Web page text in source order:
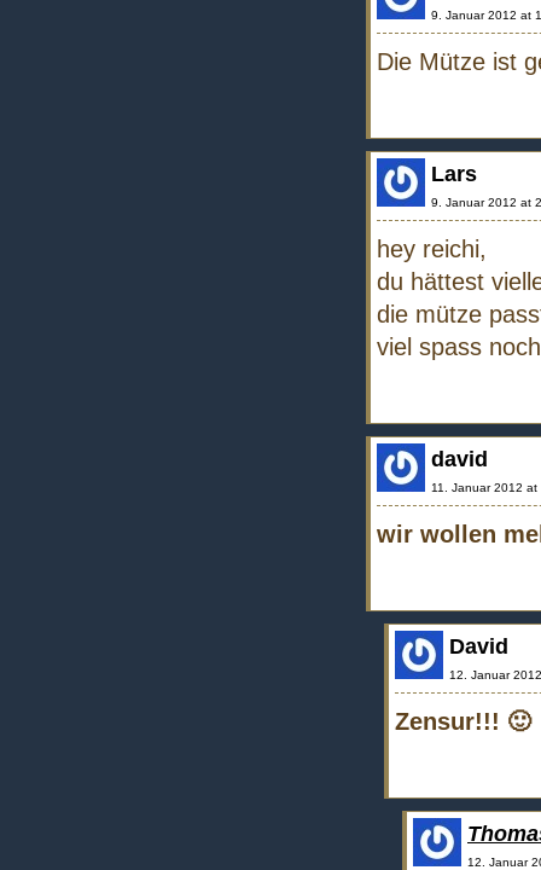
9. Januar 2012 at
Die Mütze ist
Lars
9. Januar 2012 at
hey reichi,
du hättest
die mütze
viel spass
david
11. Januar 2012 at
wir wollen
David
12. Januar
Zensur!!! 🙂
12. Januar